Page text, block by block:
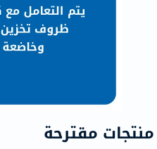
منتجات مقترحة